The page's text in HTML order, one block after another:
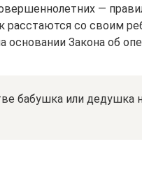
—
расстаются со своим
Закона об
бабушка или дедушка